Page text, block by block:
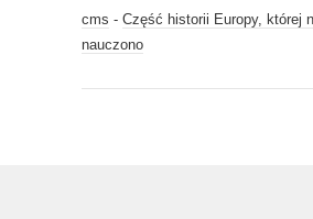
cms - Część historii Europy, której
nauczono